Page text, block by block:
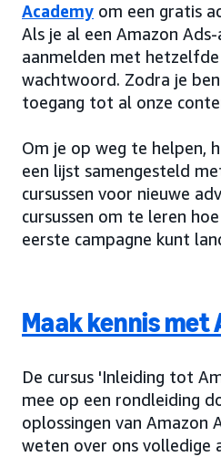
Academy om een gratis
Als je al een Amazon
aanmelden met
wachtwoord. Zodra je
toegang tot al onze
Om je op weg te helpen,
een lijst samengesteld
cursussen voor nieuwe
cursussen om te leren
eerste campagne kunt
Maak kennis met
De cursus 'Inleiding tot
mee op een rondleiding
oplossingen van Amazon
weten over ons volledige